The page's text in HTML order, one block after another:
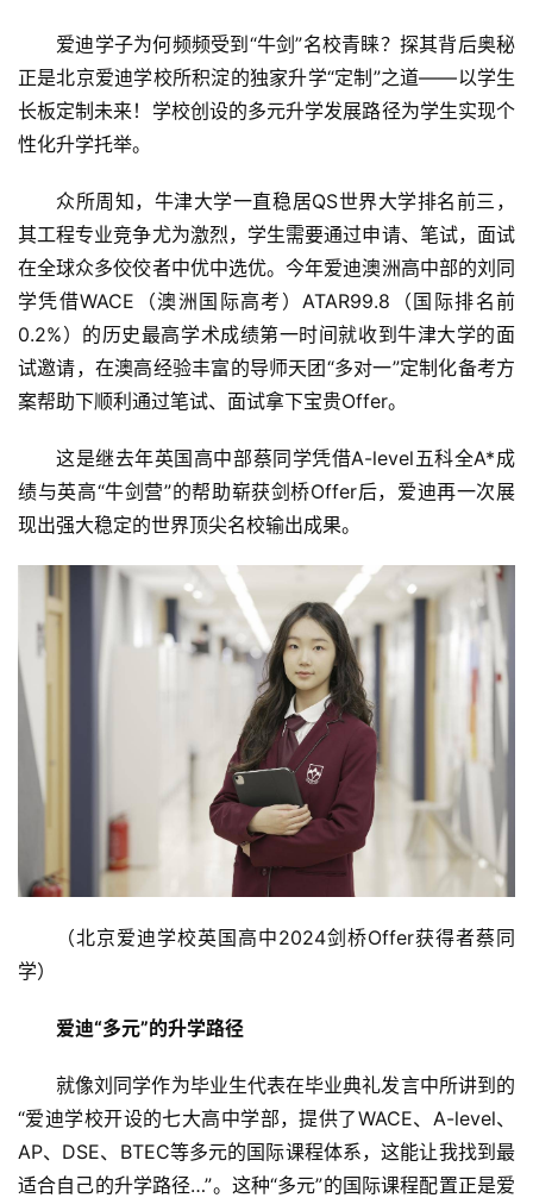
首
爱迪学子为何频频受到“牛剑”名校青睐？探其背后奥秘
正是北京爱迪学校所积淀的独家升学“定制”之道——以学生
长板定制未来！学校创设的多元升学发展路径为学生实现个
性化升学托举。
众所周知，牛津大学一直稳居QS世界大学排名前三，
其工程专业竞争尤为激烈，学生需要通过申请、笔试，面试
在全球众多佼佼者中优中选优。今年爱迪澳洲高中部的刘同
学凭借WACE（澳洲国际高考）ATAR99.8（国际排名前
0.2%）的历史最高学术成绩第一时间就收到牛津大学的面
试邀请，在澳高经验丰富的导师天团“多对一”定制化备考方
案帮助下顺利通过笔试、面试拿下宝贵Offer。
这是继去年英国高中部蔡同学凭借A-level五科全A*成
绩与英高“牛剑营”的帮助崭获剑桥Offer后，爱迪再一次展
现出强大稳定的世界顶尖名校输出成果。
（北京爱迪学校英国高中2024剑桥Offer获得者蔡同
学）
爱迪“多元”的升学路径
就像刘同学作为毕业生代表在毕业典礼发言中所讲到的
“爱迪学校开设的七大高中学部，提供了WACE、A-level、
AP、DSE、BTEC等多元的国际课程体系，这能让我找到最
适合自己的升学路径…”。这种“多元”的国际课程配置正是爱